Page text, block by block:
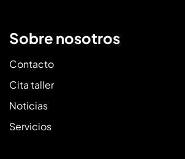
Sobre nosotros
Contacto
Cita taller
Noticias
Servicios